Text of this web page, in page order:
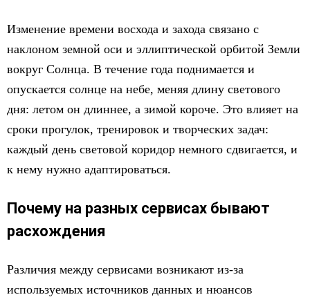
Изменение времени восхода и захода связано с
наклоном земной оси и эллиптической орбитой Земли
вокруг Солнца. В течение года поднимается и
опускается солнце на небе, меняя длину светового
дня: летом он длиннее, а зимой короче. Это влияет на
сроки прогулок, тренировок и творческих задач:
каждый день световой коридор немного сдвигается, и
к нему нужно адаптироваться.
Почему на разных сервисах бывают
расхождения
Различия между сервисами возникают из-за
используемых источников данных и нюансов